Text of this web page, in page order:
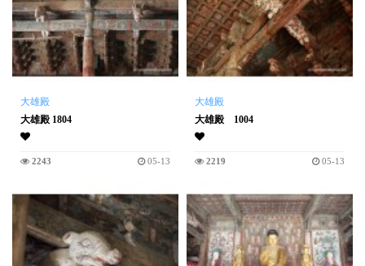
大雄殿
大雄殿 1804
2243 05-13
大雄殿
大雄殿 1004
2219 05-13